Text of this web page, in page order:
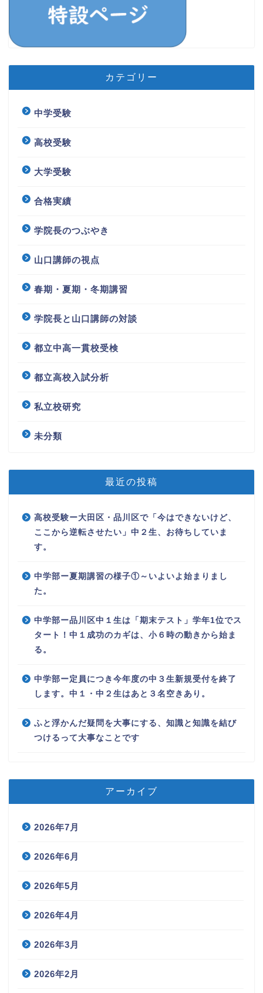
カテゴリー
中学受験
高校受験
大学受験
合格実績
学院長のつぶやき
山口講師の視点
春期・夏期・冬期講習
学院長と山口講師の対談
都立中高一貫校受検
都立高校入試分析
私立校研究
未分類
最近の投稿
高校受験ー大田区・品川区で「今はできないけど、
ここから逆転させたい」中２生、お待ちしていま
す。
中学部ー夏期講習の様子①～いよいよ始まりまし
た。
中学部ー品川区中１生は「期末テスト」学年1位でス
タート！中１成功のカギは、小６時の動きから始ま
る。
中学部ー定員につき今年度の中３生新規受付を終了
します。中１・中２生はあと３名空きあり。
ふと浮かんだ疑問を大事にする、知識と知識を結び
つけるって大事なことです
アーカイブ
2026年7月
2026年6月
2026年5月
2026年4月
2026年3月
2026年2月